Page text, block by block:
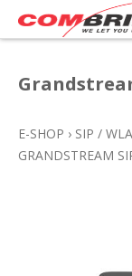
E-SHOP › SIP /
GRANDSTREAM